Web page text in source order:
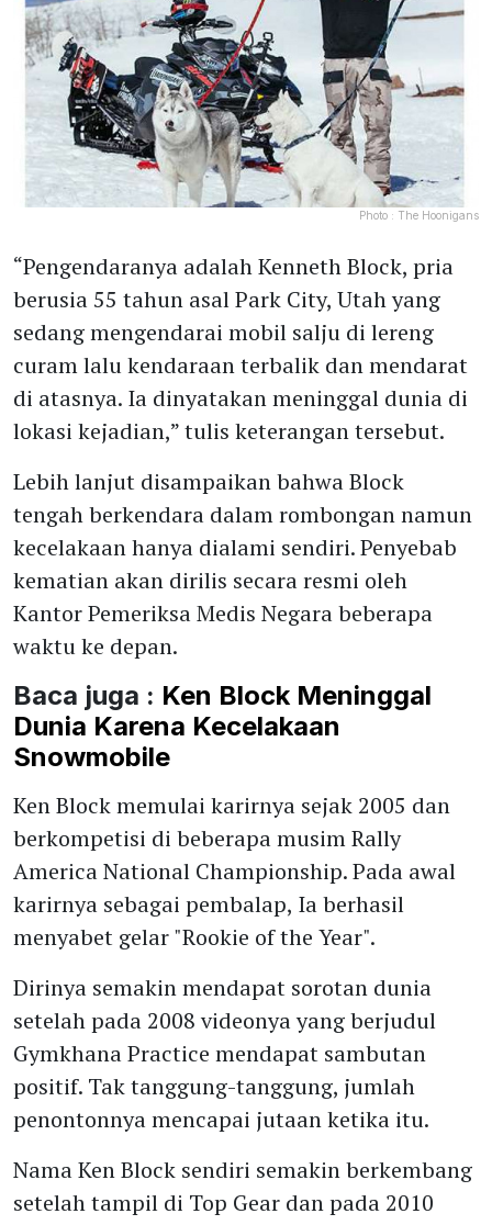
Photo : The Hoonigans
“Pengendaranya adalah Kenneth Block, pria
berusia 55 tahun asal Park City, Utah yang
sedang mengendarai mobil salju di lereng
curam lalu kendaraan terbalik dan mendarat
di atasnya. Ia dinyatakan meninggal dunia di
lokasi kejadian,” tulis keterangan tersebut.
Lebih lanjut disampaikan bahwa Block
tengah berkendara dalam rombongan namun
kecelakaan hanya dialami sendiri. Penyebab
kematian akan dirilis secara resmi oleh
Kantor Pemeriksa Medis Negara beberapa
waktu ke depan.
Baca juga : Ken Block Meninggal
Dunia Karena Kecelakaan
Snowmobile
Ken Block memulai karirnya sejak 2005 dan
berkompetisi di beberapa musim Rally
America National Championship. Pada awal
karirnya sebagai pembalap, Ia berhasil
menyabet gelar "Rookie of the Year".
Dirinya semakin mendapat sorotan dunia
setelah pada 2008 videonya yang berjudul
Gymkhana Practice mendapat sambutan
positif. Tak tanggung-tanggung, jumlah
penontonnya mencapai jutaan ketika itu.
Nama Ken Block sendiri semakin berkembang
setelah tampil di Top Gear dan pada 2010